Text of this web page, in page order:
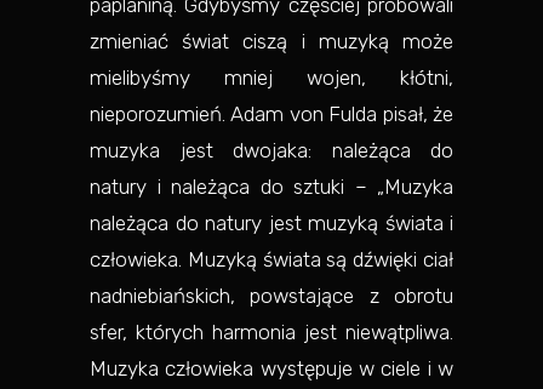
paplaniną. Gdybyśmy częściej próbowali
zmieniać świat ciszą i muzyką może
mielibyśmy mniej wojen, kłótni,
nieporozumień. Adam von Fulda pisał, że
muzyka jest dwojaka: należąca do
natury i należąca do sztuki – „Muzyka
należąca do natury jest muzyką świata i
człowieka. Muzyką świata są dźwięki ciał
nadniebiańskich, powstające z obrotu
sfer, których harmonia jest niewątpliwa.
Muzyka człowieka występuje w ciele i w